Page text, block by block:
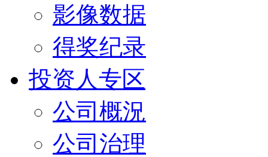
影像数据
得奖纪录
投资人专区
公司概況
公司治理